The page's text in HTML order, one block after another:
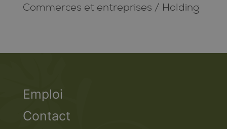
Commerces et entreprises / Holding
Emploi
Contact